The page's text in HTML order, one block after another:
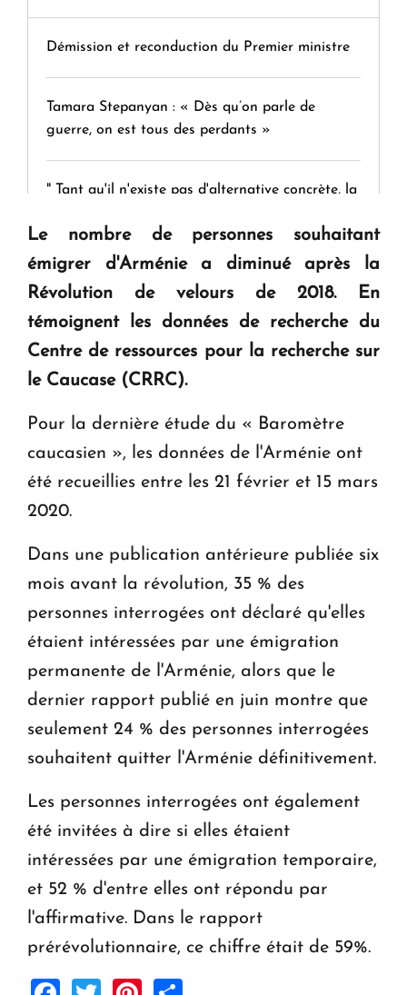
Démission et reconduction du Premier ministre
Tamara Stepanyan : « Dès qu’on parle de
guerre, on est tous des perdants »
" Tant qu'il n'existe pas d'alternative concrète, la
KASA : 30 ans d'audace, de résilience et d'avenir
en Arménie
Le premier hôtel Hyatt Regency d'Arménie
ouvrira ses portes à Dilijan
Le nombre de personnes souhaitant
émigrer d'Arménie a diminué après la
Révolution de velours de 2018.
En
témoignent les données de recherche du
Centre de ressources pour la recherche sur
le Caucase (CRRC).
Pour la dernière étude du « Baromètre
caucasien », les données de l'Arménie ont
été recueillies entre les 21 février et 15 mars
2020.
Dans une publication antérieure publiée six
mois avant la révolution, 35 % des
personnes interrogées ont déclaré qu'elles
étaient intéressées par une émigration
permanente de l'Arménie, alors que le
dernier rapport publié en juin montre que
seulement 24 % des personnes interrogées
souhaitent quitter l'Arménie définitivement.
Les personnes interrogées ont également
été invitées à dire si elles étaient
intéressées par une émigration temporaire,
et 52 % d'entre elles ont répondu par
l'affirmative. Dans le rapport
prérévolutionnaire, ce chiffre était de 59%.